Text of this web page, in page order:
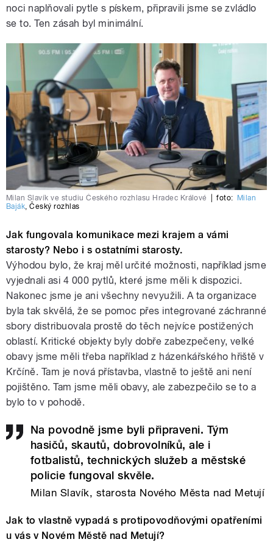
noci naplňovali pytle s pískem, připravili jsme se zvládlo
se to. Ten zásah byl minimální.
Milan Slavík ve studiu Českého rozhlasu Hradec Králové foto: Milan
Baják,Český rozhlas
Jak fungovala komunikace mezi krajem a vámi
starosty? Nebo i s ostatními starosty.
Výhodou bylo, že kraj měl určité možnosti, například jsme
vyjednali asi 4 000 pytlů, které jsme měli k dispozici.
Nakonec jsme je ani všechny nevyužili. A ta organizace
byla tak skvělá, že se pomoc přes integrované záchranné
sbory distribuovala prostě do těch nejvíce postižených
oblastí. Kritické objekty byly dobře zabezpečeny, velké
obavy jsme měli třeba například z házenkářského hřiště v
Krčíně. Tam je nová přístavba, vlastně to ještě ani není
pojištěno. Tam jsme měli obavy, ale zabezpečilo se to a
bylo to v pohodě.
Na povodně jsme byli připraveni. Tým
hasičů, skautů, dobrovolníků, ale i
fotbalistů, technických služeb a městské
policie fungoval skvěle.
Milan Slavík, starosta Nového Města nad Metují
Jak to vlastně vypadá s protipovodňovými opatřeními
u vás v Novém Městě nad Metují?